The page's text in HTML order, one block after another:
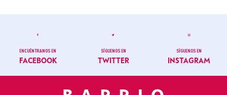
ENCUÉNTRANOS EN
FACEBOOK
SÍGUENOS EN
TWITTER
SÍGUENOS EN
INSTAGRAM